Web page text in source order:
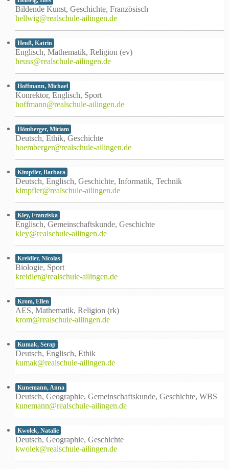
Bildende Kunst, Geschichte, Französisch
hellwig@realschule-ailingen.de
Heuß, Katrin
Englisch, Mathematik, Religion (ev)
heuss@realschule-ailingen.de
Hoffmann, Michael
Konrektor, Englisch, Sport
hoffmann@realschule-ailingen.de
Hömberger, Miriam
Deutsch, Ethik, Geschichte
hoemberger@realschule-ailingen.de
Kimpfler, Barbara
Deutsch, Englisch, Geschichte, Informatik, Technik
kimpfler@realschule-ailingen.de
Kley, Franziska
Englisch, Gemeinschaftskunde, Geschichte
kley@realschule-ailingen.de
Kreidler, Nicolas
Biologie, Sport
kreidler@realschule-ailingen.de
Krom, Ellen
AES, Mathematik, Religion (rk)
krom@realschule-ailingen.de
Kumak, Serap
Deutsch, Englisch, Ethik
kumak@realschule-ailingen.de
Kunemann, Anna
Deutsch, Geographie, Gemeinschaftskunde, Geschichte, WBS
kunemann@realschule-ailingen.de
Kwolek, Natalie
Deutsch, Geographie, Geschichte
kwolek@realschule-ailingen.de